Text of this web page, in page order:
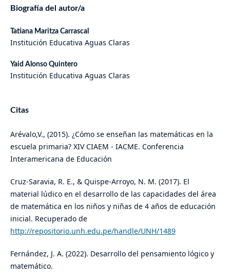
Biografía del autor/a
Tatiana Maritza Carrascal
Institución Educativa Aguas Claras
Yaid Alonso Quintero
Institución Educativa Aguas Claras
Citas
Arévalo,V., (2015). ¿Cómo se enseñan las matemáticas en la
escuela primaria? XIV CIAEM - IACME. Conferencia
Interamericana de Educación
Cruz-Saravia, R. E., & Quispe-Arroyo, N. M. (2017). El
material lúdico en el desarrollo de las capacidades del área
de matemática en los niños y niñas de 4 años de educación
inicial. Recuperado de
http://repositorio.unh.edu.pe/handle/UNH/1489
Fernández, J. A. (2022). Desarrollo del pensamiento lógico y
matemático.